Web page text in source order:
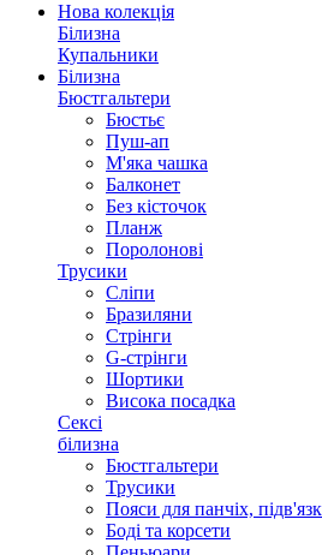
Нова колекція
Білизна
Купальники
Білизна
Бюстгальтери
Бюстьє
Пуш-ап
М'яка чашка
Балконет
Без кісточок
Планж
Поролонові
Трусики
Сліпи
Бразиляни
Стрінги
G-стрінги
Шортики
Висока посадка
Сексі
білизна
Бюстгальтери
Трусики
Пояси для панчіх,
Боді та корсети